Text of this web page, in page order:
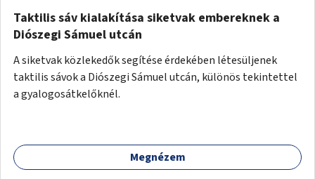
Taktilis sáv kialakítása siketvak embereknek a
Diószegi Sámuel utcán
A siketvak közlekedők segítése érdekében létesüljenek
taktilis sávok a Diószegi Sámuel utcán, különös tekintettel
a gyalogosátkelőknél.
Megnézem